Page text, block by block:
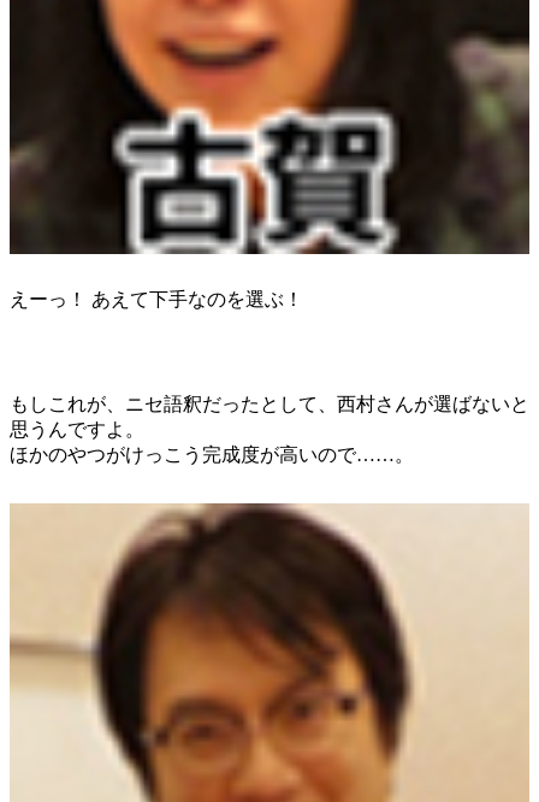
えーっ！ あえて下手なのを選ぶ！
もしこれが、ニセ語釈だったとして、西村さんが選ばないと
思うんですよ。
ほかのやつがけっこう完成度が高いので……。